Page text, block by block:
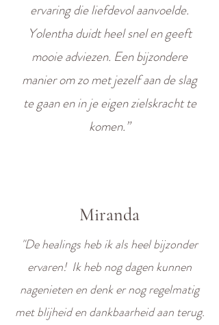
ervaring die liefdevol aanvoelde.
Yolentha duidt heel snel en geeft
mooie adviezen. Een bijzondere
manier om zo met jezelf aan de slag
te gaan en in je eigen zielskracht te
komen.”
Miranda
"De healings heb ik als heel bijzonder
ervaren! Ik heb nog dagen kunnen
nagenieten en denk er nog regelmatig
met blijheid en dankbaarheid aan terug.